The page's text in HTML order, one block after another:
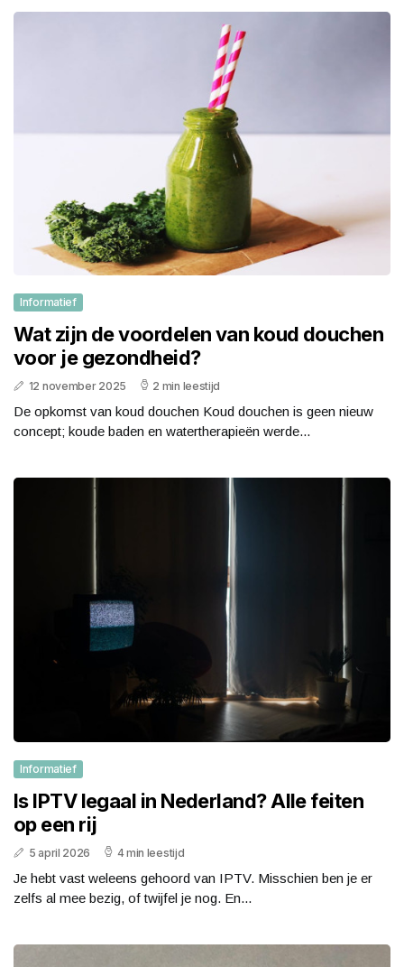
Informatief
Wat zijn de voordelen van koud douchen
voor je gezondheid?
12 november 2025 2 min leestijd
De opkomst van koud douchen Koud douchen is geen nieuw
concept; koude baden en watertherapieën werde...
Informatief
Is IPTV legaal in Nederland? Alle feiten
op een rij
5 april 2026 4 min leestijd
Je hebt vast weleens gehoord van IPTV. Misschien ben je er
zelfs al mee bezig, of twijfel je nog. En...